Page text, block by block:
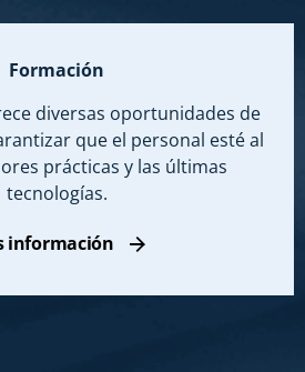
Formación
diversas oportunidades de
que el personal esté al
prácticas y las últimas
tecnologías.
información